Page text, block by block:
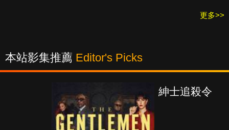
更多>>
本站影集推薦 Editor's Picks
紳士追殺令